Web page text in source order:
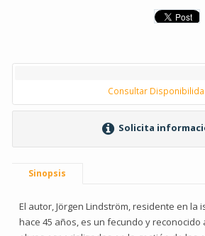
Consultar
Solicita
Sinopsis
El autor, Jörgen Lindström, residente en la
hace 45 años, es un fecundo y